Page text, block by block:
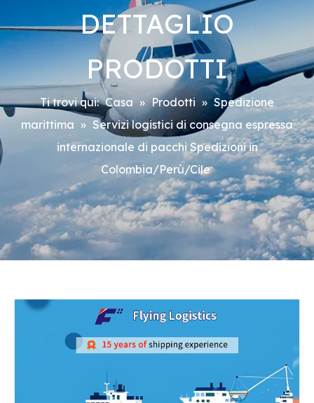
DETTAGLIO
PRODOTTI
Ti trovi qui: Casa » Prodotti » Spedizione
marittima » Servizi logistici di consegna espressa
internazionale di pacchi Spedizioni in
Colombia/Perù/Cile